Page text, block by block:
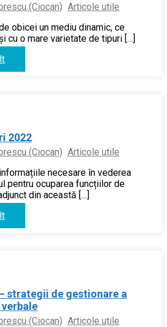
(Ciocan) Articole utile
obicei un mediu dinamic, ce
cu o mare varietate de tipuri […]
2022
(Ciocan) Articole utile
necesare în vederea
pentru ocuparea funcțiilor de
din această […]
strategii de gestionare a
(Ciocan) Articole utile